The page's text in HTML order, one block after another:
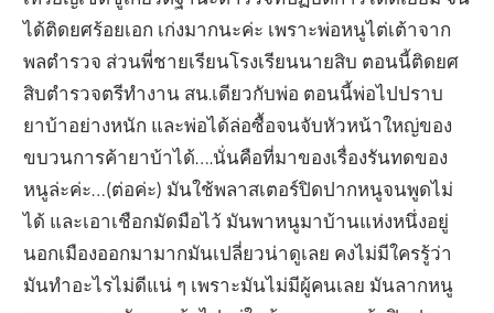
ได้ติดยศร้อยเอก เก่งมากนะค่ะ เพราะพ่อหนูไต่เต้าจาก
พลตำรวจ ส่วนพี่ชายเรียนโรงเรียนนายสิบ ตอนนี้ติดยศ
สิบตำรวจตรีทำงาน สน.เดียวกับพ่อ ตอนนี้พ่อไปปราบ
ยาบ้าอย่างหนัก และพ่อได้ล่อซื้อจนจับหัวหน้าใหญ่ของ
ขบวนการค้ายาบ้าได้….นั่นคือที่มาของเรื่องรันทดของ
หนูล่ะค่ะ…(ต่อค่ะ) มันใช้พลาสเตอร์ปิดปากหนูจนพูดไม่
ได้ และเอาเชือกมัดมือไว้ มันพาหนูมาบ้านแห่งหนึ่งอยู่
นอกเมืองออกมามากมันเปลี่ยวน่าดูเลย คงไม่มีใครรู้ว่า
มันทำอะไรไม่ดีแน่ ๆ เพราะมันไม่มีผู้คนเลย มันลากหนู